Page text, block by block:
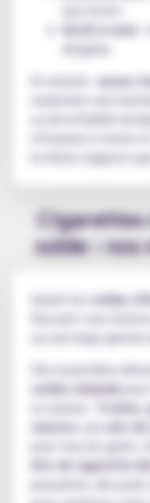
DLUO à venir
éloignée.
En résumé : aucun
seulement une
d’honneur à tester
la même exigence
Cigarettes
solde :
Durant les soldes
Discount vous
sur une large
Dès la première
soldes eliquide
fruités
classics
sels
pour tous les goûts.
kits de cigarette